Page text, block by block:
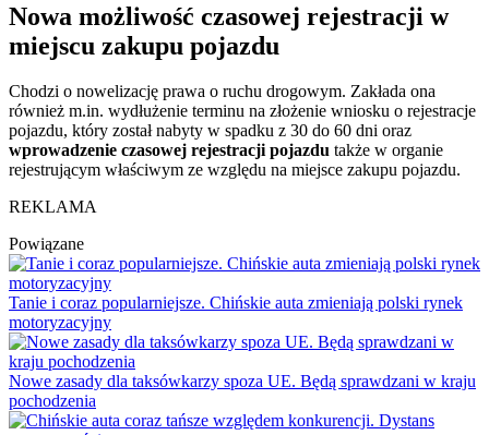
Nowa możliwość czasowej rejestracji w
miejscu zakupu pojazdu
Chodzi o nowelizację prawa o ruchu drogowym. Zakłada ona
również m.in. wydłużenie terminu na złożenie wniosku o rejestracje
pojazdu, który został nabyty w spadku z 30 do 60 dni oraz
wprowadzenie czasowej rejestracji pojazdu także w organie
rejestrującym właściwym ze względu na miejsce zakupu pojazdu.
REKLAMA
Powiązane
Tanie i coraz popularniejsze. Chińskie auta zmieniają polski rynek
motoryzacyjny
Nowe zasady dla taksówkarzy spoza UE. Będą sprawdzani w kraju
pochodzenia